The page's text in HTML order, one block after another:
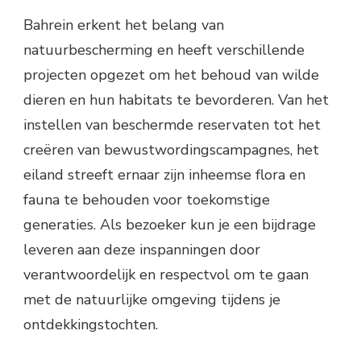
Bahrein erkent het belang van
natuurbescherming en heeft verschillende
projecten opgezet om het behoud van wilde
dieren en hun habitats te bevorderen. Van het
instellen van beschermde reservaten tot het
creëren van bewustwordingscampagnes, het
eiland streeft ernaar zijn inheemse flora en
fauna te behouden voor toekomstige
generaties. Als bezoeker kun je een bijdrage
leveren aan deze inspanningen door
verantwoordelijk en respectvol om te gaan
met de natuurlijke omgeving tijdens je
ontdekkingstochten.